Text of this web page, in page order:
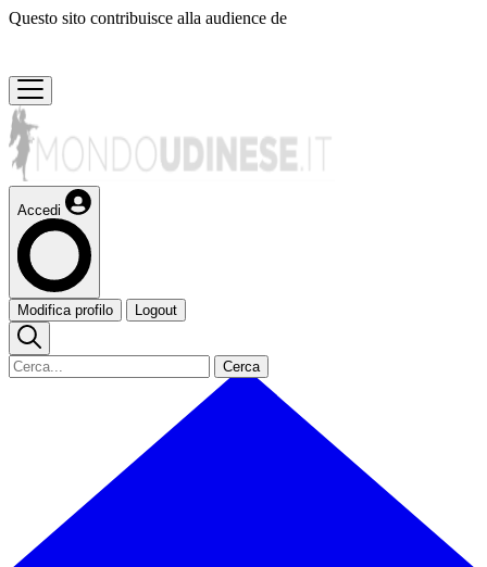
Questo sito contribuisce alla audience de
Accedi
Modifica profilo Logout
Cerca